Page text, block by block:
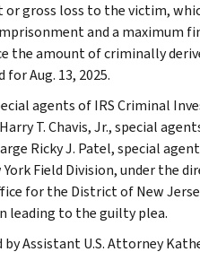
gross loss to the victim,
and a maximum
the amount of criminally
Aug. 13, 2025.
agents of IRS Criminal
T. Chavis, Jr., special
Ricky J. Patel, special
Field Division, under the
for the District of New
leading to the guilty plea.
Assistant U.S. Attorney